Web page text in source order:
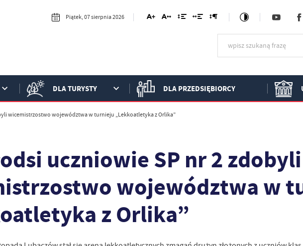
Piątek, 07 sierpnia 2026
DLA TURYSTY DLA PRZEDSIĘBIORCY
wicemistrzostwo województwa w turnieju „Lekkoatletyka z Orlika”
uczniowie SP nr 2 zdobyli
województwa w
z Orlika”